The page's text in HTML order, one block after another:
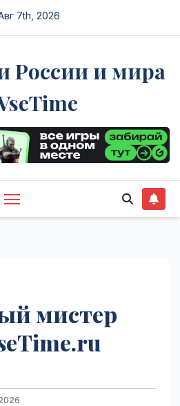
7th, 2026
России и мира
мистер